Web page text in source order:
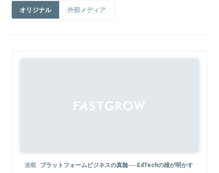
オリジナル 外部メディア
連載 プラットフォームビジネスの真髄──EdTechの雄が明かす